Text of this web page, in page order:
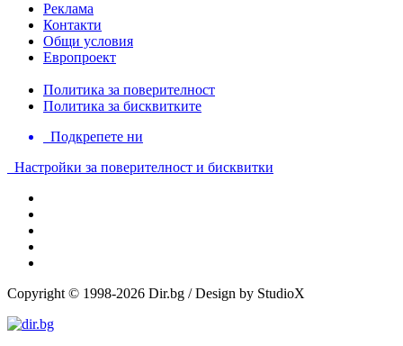
Реклама
Контакти
Общи условия
Европроект
Политика за поверителност
Политика за бисквитките
Подкрепете ни
Настройки за поверителност и бисквитки
Copyright © 1998-2026 Dir.bg / Design by StudioX